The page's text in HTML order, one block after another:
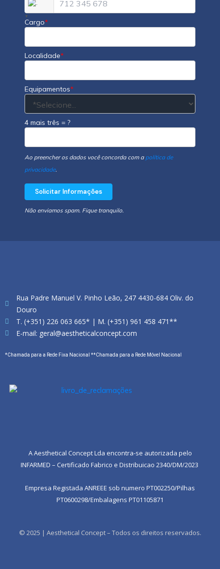
▼
Cargo*
Localidade*
Equipamentos*
4 mais três = ?
Ao preencher os dados você concorda com a política de
privacidade.
Solicitar Informações
Não enviamos spam. Fique tranquilo.
Rua Padre Manuel V. Pinho Leão, 247 4430-684 Oliv. do
Douro
T. (+351) 226 063 665* | M. (+351) 961 458 471**
E-mail: geral@aestheticalconcept.com
*Chamada para a Rede Fixa Nacional **Chamada para a Rede Móvel Nacional
A Aesthetical Concept Lda encontra-se autorizada pelo
INFARMED – Certificado Fabrico e Distribuicao 2340/DM/2023
Empresa Registada ANREEE sob numero PT002250/Pilhas
PT0600298/Embalagens PT01105871
© 2025 | Aesthetical Concept – Todos os direitos reservados.